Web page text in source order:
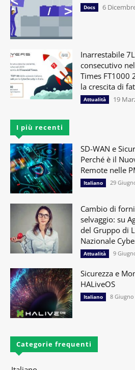
Docs 6
Inarrestabile
consecutivo
Times FT1000
la crescita di
Attualità 19
I più recenti
SD-WAN e
Perché è il
Remote nelle
Italiano 29
Cambio di
selvaggio: su
del Gruppo di
Nazionale
Attualità 9
Sicurezza e
HALiveOS
Italiano 8 Giugno
Categorie frequenti